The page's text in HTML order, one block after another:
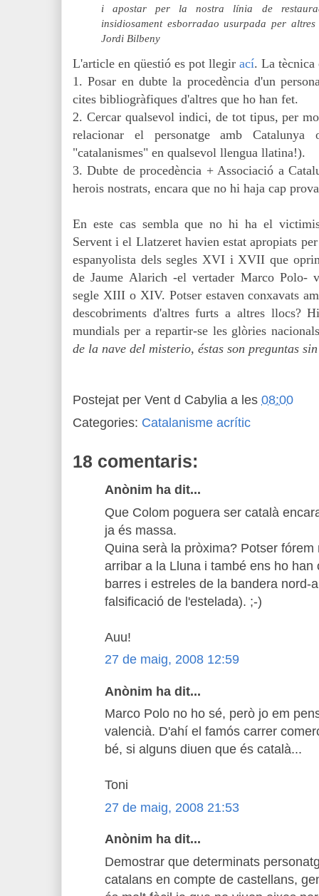
i apostar per la nostra línia de
insidiosament esborradao usurpada per
Jordi Bilbeny
L'article en qüestió es pot llegir ací. La tècnica
1. Posar en dubte la procedència d'un
cites bibliogràfiques d'altres que ho han fet.
2. Cercar qualsevol indici, de tot tipus, per
relacionar el personatge amb
"catalanismes" en qualsevol llengua llatina!).
3. Dubte de procedència + Associació a
herois nostrats, encara que no hi haja cap
En este cas sembla que no hi ha el
Servent i el Llatzeret havien estat apropiats
espanyolista dels segles XVI i XVII que
de Jaume Alarich -el vertader Marco Polo-
segle XIII o XIV. Potser estaven conxavats
descobriments d'altres furts a altres llocs?
mundials per a repartir-se les glòries
de la nave del misterio, éstas son preguntas
Postejat per Vent d Cabylia a les 08:00
Categories: Catalanisme acrític
18 comentaris:
Anònim ha dit...
Que Colom poguera ser català
ja és massa.
Quina serà la pròxima? Potser
arribar a la Lluna i també ens ho han
barres i estreles de la bandera nord-
falsificació de l'estelada). ;-)
Auu!
27 de maig, 2008 12:59
Anònim ha dit...
Marco Polo no ho sé, però jo em
valencià. D'ahí el famós carrer
bé, si alguns diuen que és català...
Toni
27 de maig, 2008 21:53
Anònim ha dit...
Demostrar que determinats
catalans en compte de castellans,